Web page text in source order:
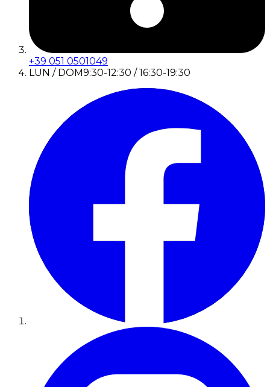
+39 051 0501049
LUN / DOM9:30-12:30 / 16:30-19:30